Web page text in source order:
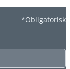
*Obligatorisk